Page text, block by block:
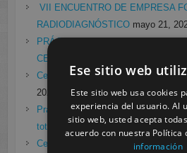
VII ENCUENTRO DE EMPRESA
RADIODIAGNÓSTICO mayo 21,
PRÁCTICAS EN EL
CESUR MURCIA
Cesur Murcia en directo con Pedro
2021
Prácticas de Radiología Simple en
total frente a Covid19
enero 26, 2021
Cesur Murcia: Premio Especial FP,
Ese sitio web
Este sitio web usa cookies
experiencia del usuario. Al
sitio web, usted acepta
acuerdo con nuestra Política
información